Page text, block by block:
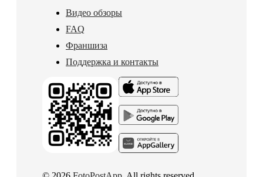
Видео обзоры
FAQ
Франшиза
Поддержка и контакты